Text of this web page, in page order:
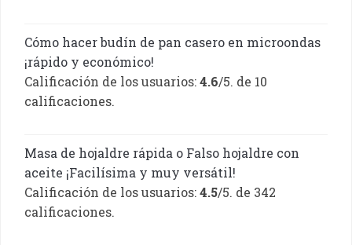
Cómo hacer budín de pan casero en microondas
¡rápido y económico!
Calificación de los usuarios:4.6/5. de 10
calificaciones.
Masa de hojaldre rápida o Falso hojaldre con
aceite ¡Facilísima y muy versátil!
Calificación de los usuarios:4.5/5. de 342
calificaciones.